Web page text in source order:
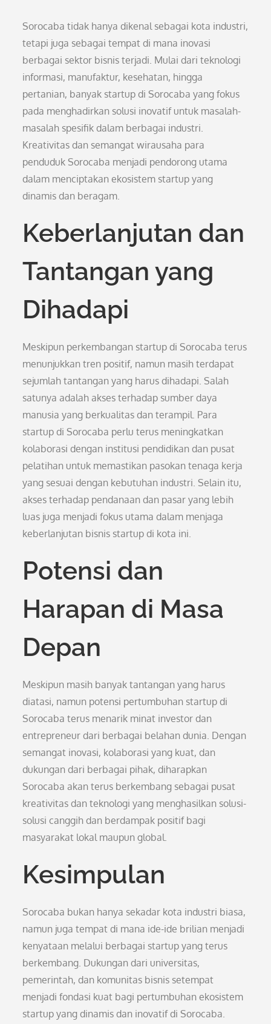
Sorocaba tidak hanya dikenal sebagai kota industri,
tetapi juga sebagai tempat di mana inovasi
berbagai sektor bisnis terjadi. Mulai dari teknologi
informasi, manufaktur, kesehatan, hingga
pertanian, banyak startup di Sorocaba yang fokus
pada menghadirkan solusi inovatif untuk masalah-
masalah spesifik dalam berbagai industri.
Kreativitas dan semangat wirausaha para
penduduk Sorocaba menjadi pendorong utama
dalam menciptakan ekosistem startup yang
dinamis dan beragam.
Keberlanjutan dan
Tantangan yang
Dihadapi
Meskipun perkembangan startup di Sorocaba terus
menunjukkan tren positif, namun masih terdapat
sejumlah tantangan yang harus dihadapi. Salah
satunya adalah akses terhadap sumber daya
manusia yang berkualitas dan terampil. Para
startup di Sorocaba perlu terus meningkatkan
kolaborasi dengan institusi pendidikan dan pusat
pelatihan untuk memastikan pasokan tenaga kerja
yang sesuai dengan kebutuhan industri. Selain itu,
akses terhadap pendanaan dan pasar yang lebih
luas juga menjadi fokus utama dalam menjaga
keberlanjutan bisnis startup di kota ini.
Potensi dan
Harapan di Masa
Depan
Meskipun masih banyak tantangan yang harus
diatasi, namun potensi pertumbuhan startup di
Sorocaba terus menarik minat investor dan
entrepreneur dari berbagai belahan dunia. Dengan
semangat inovasi, kolaborasi yang kuat, dan
dukungan dari berbagai pihak, diharapkan
Sorocaba akan terus berkembang sebagai pusat
kreativitas dan teknologi yang menghasilkan solusi-
solusi canggih dan berdampak positif bagi
masyarakat lokal maupun global.
Kesimpulan
Sorocaba bukan hanya sekadar kota industri biasa,
namun juga tempat di mana ide-ide brilian menjadi
kenyataan melalui berbagai startup yang terus
berkembang. Dukungan dari universitas,
pemerintah, dan komunitas bisnis setempat
menjadi fondasi kuat bagi pertumbuhan ekosistem
startup yang dinamis dan inovatif di Sorocaba.